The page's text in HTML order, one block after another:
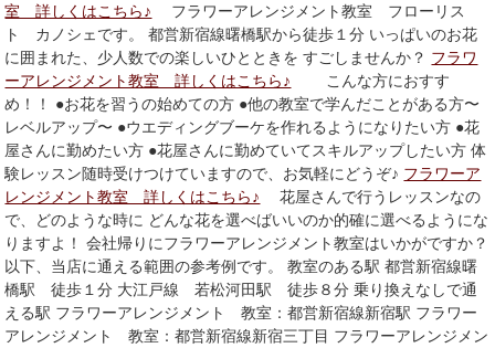
室 詳しくはこちら♪ フラワーアレンジメント教室 フローリス
ト カノシェです。 都営新宿線曙橋駅から徒歩１分 いっぱいのお花
に囲まれた、少人数での楽しいひとときを すごしませんか？ フラワ
ーアレンジメント教室 詳しくはこちら♪ こんな方におすす
め！！ ●お花を習うの始めての方 ●他の教室で学んだことがある方〜
レベルアップ〜 ●ウエディングブーケを作れるようになりたい方 ●花
屋さんに勤めたい方 ●花屋さんに勤めていてスキルアップしたい方 体
験レッスン随時受けつけていますので、お気軽にどうぞ♪ フラワーア
レンジメント教室 詳しくはこちら♪ 花屋さんで行うレッスンなの
で、どのような時に どんな花を選べばいいのか的確に選べるようにな
りますよ！ 会社帰りにフラワーアレンジメント教室はいかがですか？
以下、当店に通える範囲の参考例です。 教室のある駅 都営新宿線曙
橋駅 徒歩１分 大江戸線 若松河田駅 徒歩８分 乗り換えなしで通
える駅 フラワーアレンジメント 教室：都営新宿線新宿駅 フラワー
アレンジメント 教室：都営新宿線新宿三丁目 フラワーアレンジメン